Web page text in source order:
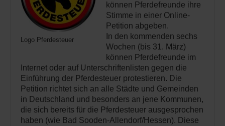
Logo Pferdesteuer
können Pferdefreunde ihre
Stimme in einer Online-
Petition abgeben.
In den kommenden sechs
Wochen (bis 31. März)
können Pferdefreunde im
Internet oder auf Unterschriftenlisten gegen die
Einführung der Pferdesteuer protestieren. Die
Petition richtet sich an alle Städte und Gemeinden
in Deutschland und besonders an jene Kommunen,
die sich bereits für die Pferdesteuer ausgesprochen
haben (wie Bad Sooden-Allendorf/Hessen). Diese